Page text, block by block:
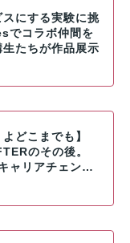
スにする実験に挑
でコラボ仲間を
生たちが作品展示
よどこまでも】
のその後。
ャリアチェン…